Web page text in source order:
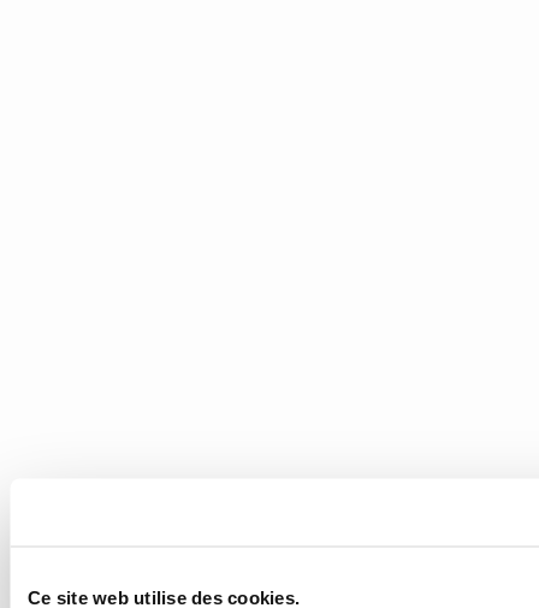
Ce site web utilise des cookies.